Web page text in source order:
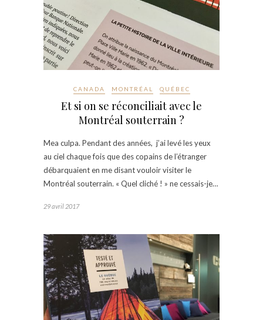
CANADA MONTRÉAL QUÉBEC
Et si on se réconciliait avec le
Montréal souterrain ?
Mea culpa. Pendant des années, j’ai levé les yeux
au ciel chaque fois que des copains de l’étranger
débarquaient en me disant vouloir visiter le
Montréal souterrain. « Quel cliché ! » ne cessais-je…
29 avril 2017